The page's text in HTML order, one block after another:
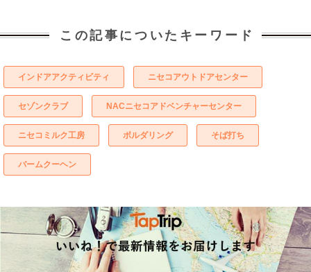
この記事についたキーワード
インドアアクティビティ ニセコアウトドアセンター
セゾンクラブ NACニセコアドベンチャーセンター
ニセコミルク工房 ボルダリング そば打ち
バームクーヘン